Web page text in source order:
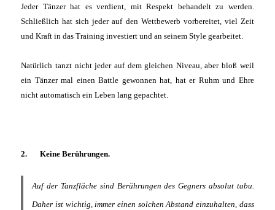
Jeder Tänzer hat es verdient, mit Respekt behandelt zu werden.
Schließlich hat sich jeder auf den Wettbewerb vorbereitet, viel Zeit
und Kraft in das Training investiert und an seinem Style gearbeitet.
Natürlich tanzt nicht jeder auf dem gleichen Niveau, aber bloß weil
ein Tänzer mal einen Battle gewonnen hat, hat er Ruhm und Ehre
nicht automatisch ein Leben lang gepachtet.
2. Keine Berührungen.
Auf der Tanzfläche sind Berührungen des Gegners absolut tabu.
Daher ist wichtig, immer einen solchen Abstand einzuhalten, dass